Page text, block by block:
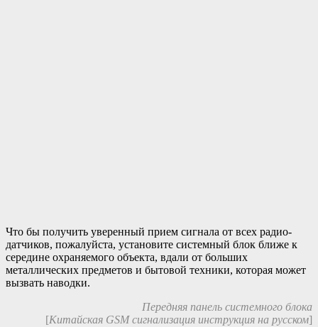
Что бы получить уверенный прием сигнала от всех радио-
датчиков, пожалуйста, установите системный блок ближе к
середине охраняемого объекта, вдали от больших
металлических предметов и бытовой техники, которая может
вызвать наводки.
Передняя панель системного блока
[Китайская GSM сигнализация инструкция на русском]